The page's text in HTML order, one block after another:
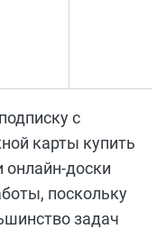
с
карты купить
онлайн-доски
поскольку
задач